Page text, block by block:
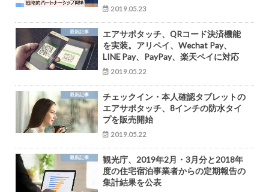
2019.05.23
最新記事
エアサポタッチ、QRコード決済機能
を実装。アリペイ、Wechat Pay、
LINE Pay、PayPay、楽天ペイに対応
2019.05.22
最新記事
チェックイン・本人確認タブレットの
エアサポタッチ、8インチの防水タイ
プを販売開始
2019.05.22
最新記事
観光庁、2019年2月・3月分と2018年
度の住宅宿泊事業者からの定期報告の
集計結果を公表